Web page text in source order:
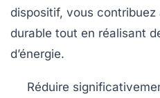
dispositif, vous
durable tout en réalisant
d’énergie.
Réduire